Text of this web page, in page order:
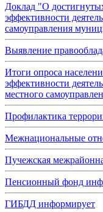
Доклад "О
эффективности
самоуправления
Выявление
Итоги опроса
эффективности
местного
Профилактика
Межнациональные
Пучежская
Пенсионный фонд
ГИБДД информирует